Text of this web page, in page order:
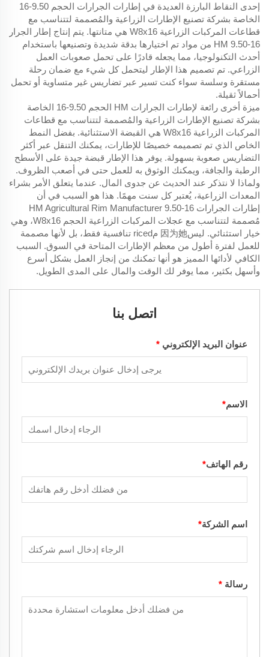
إحدى النقاط البارزة العديدة في إطارات الجرارات الحجم 9.50-16
الخاصة بشركة تصنيع الإطارات الزراعية والمُصممة لتتناسب مع
قطاعات المركبات الزراعية W8x16 هي متانتها. يتم إنتاج إطار الجرار
HM 9.50-16 من مواد تم اختيارها بدقة شديدة وتصنيعها باستخدام
أحدث التكنولوجيا، مما يجعله قادرًا على تحمل صعوبات العمل
الزراعي. تم تصميم هذا الإطار ليتحمل كل شيء مع ضمان رحلة
مستقرة وسلسة سواء كنت تسير عبر تضاريس غير متساوية أو تحمل
أحمالاً ثقيلة.
ميزة أخرى رائعة لإطارات الجرارات HM الحجم 9.50-16 الخاصة
بشركة تصنيع الإطارات الزراعية والمُصممة لتتناسب مع قطاعات
المركبات الزراعية W8x16 هي القبضة الاستثنائية. بفضل النمط
الخاص الذي تم تصميمه خصيصًا للإطارات، يمكنك التنقل عبر أكثر
التضاريس صعوبة بسهولة. يوفر هذا الإطار قبضة جيدة على الأسطح
الرطبة والجافة، ويمكنك الوثوق به للعمل حتى في أصعب الظروف.
ولماذا لا نتذكر عند الحديث عن جدوى المال. عندما يتعلق الأمر بشراء
المعدات الزراعية، يُعتبر كل سنت مهمًا. هذا هو السبب في أن
إطارات الجرارات HM Agricultural Rim Manufacturer 9.50-16
مُصممة لتتناسب مع عجلات المركبات الزراعية الحجم W8x16، وهي
خيار استثنائي. ليس因为她 مriced تنافسية فقط، بل لأنها مصممة
للعمل لفترة أطول من معظم الإطارات المتاحة في السوق. السبب
الكافي لأدائها المميز هو أنها تمكنك من إنجاز العمل بشكل أسرع
وأسهل بكثير، مما يوفر لك الوقت والمال على المدى الطويل.
اتصل بنا
عنوان البريد الإلكتروني *
الاسم*
رقم الهاتف*
اسم الشركة*
رسالة *